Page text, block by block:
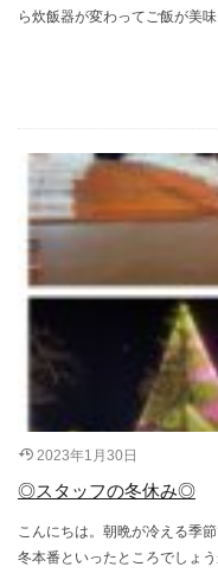
ら炊飯器が変わってご飯が美
2023年1月30日
◎スタッフの冬休み◎
こんにちは。朝晩が冷える季
冬本番といったところでしょ